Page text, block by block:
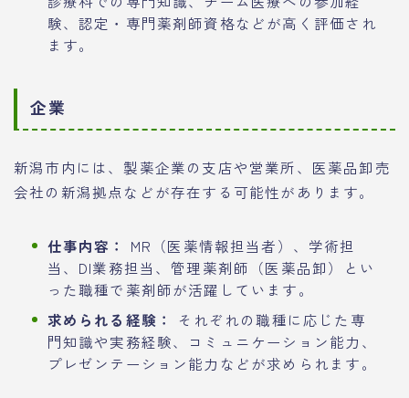
験、認定・専門薬剤師資格などが高く評価され
ます。
企業
新潟市内には、製薬企業の支店や営業所、医薬品卸売
会社の新潟拠点などが存在する可能性があります。
仕事内容：
MR（医薬情報担当者）、学術担
当、DI業務担当、管理薬剤師（医薬品卸）とい
った職種で薬剤師が活躍しています。
求められる経験：
それぞれの職種に応じた専
門知識や実務経験、コミュニケーション能力、
プレゼンテーション能力などが求められます。